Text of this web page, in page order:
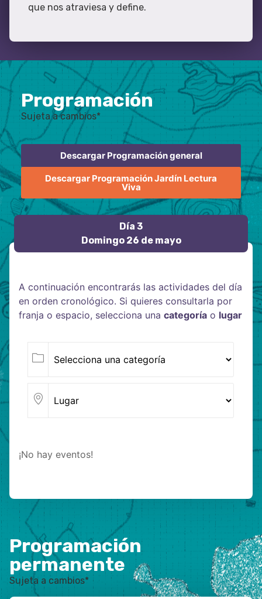
que nos atraviesa y define.
Programación
Sujeta a cambios*
Descargar Programación general
Descargar Programación Jardín Lectura
Viva
Día 3
Domingo 26 de mayo
A continuación encontrarás las actividades del día
en orden cronológico. Si quieres consultarla por
franja o espacio, selecciona una categoría o lugar
¡No hay eventos!
Programación
permanente
Sujeta a cambios*